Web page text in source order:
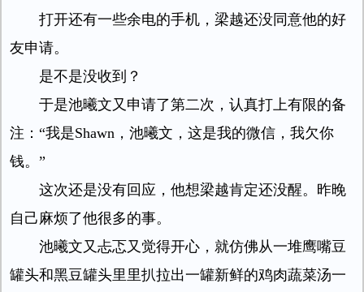
打开还有一些余电的手机，梁越还没同意他的好
友申请。
是不是没收到？
于是池曦文又申请了第二次，认真打上有限的备
注：“我是Shawn，池曦文，这是我的微信，我欠你
钱。”
这次还是没有回应，他想梁越肯定还没醒。昨晚
自己麻烦了他很多的事。
池曦文又忐忑又觉得开心，就仿佛从一堆鹰嘴豆
罐头和黑豆罐头里里扒拉出一罐新鲜的鸡肉蔬菜汤一